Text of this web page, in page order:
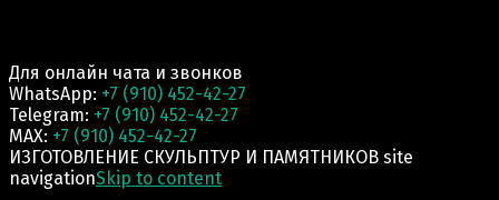
Для онлайн чата и звонков
WhatsApp: +7 (910) 452-42-27
Telegram: +7 (910) 452-42-27
MAX: +7 (910) 452-42-27
ИЗГОТОВЛЕНИЕ СКУЛЬПТУР И ПАМЯТНИКОВ site
navigationSkip to content